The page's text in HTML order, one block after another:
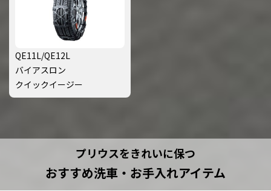
QE11L/QE12L
バイアスロン
クイックイージー
プリウスをきれいに保つ
おすすめ洗車・お手入れアイテム